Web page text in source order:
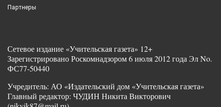
Партнеры
Сетевое издание «Учительская газета» 12+
Зарегистрировано Роскомнадзором 6 июля 2012 года Эл No.
ФС77-50440
Учредитель: АО «Издательский дом «Учительская газета»
Главный редактор: ЧУДИН Никита Викторович